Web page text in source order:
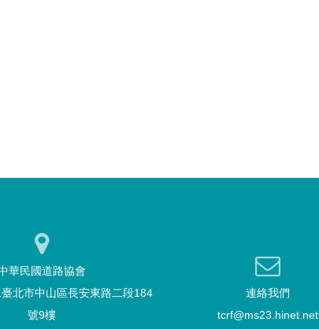
華民國道路協會
北市中山區長安東路二段184
號9樓
連絡我們
tcrf@ms23.hinet.net